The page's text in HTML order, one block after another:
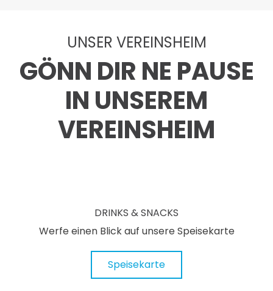
UNSER VEREINSHEIM
GÖNN DIR NE PAUSE
IN UNSEREM
VEREINSHEIM
DRINKS & SNACKS
Werfe einen Blick auf unsere Speisekarte
Speisekarte